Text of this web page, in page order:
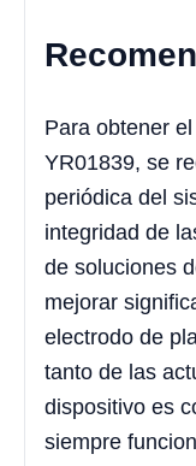
Para obtener
YR01839, se
periódica del
integridad de
de soluciones
mejorar
electrodo de
tanto de las
dispositivo es
siempre